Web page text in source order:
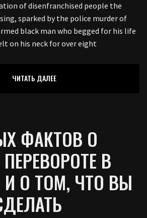
of disenfranchised people the
sparked by the police murder of
black man who begged for his life
on his neck for over eight
ЧИТАТЬ ДАЛЕЕ
ФАКТОВ О
В
О ТОМ, ЧТО ВЫ